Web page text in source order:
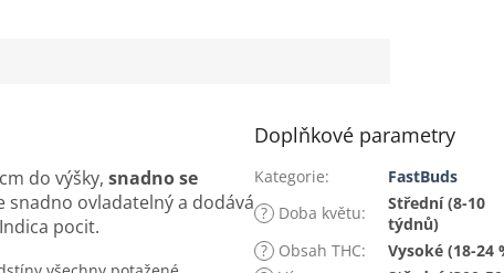
do výšky, snadno se
snadno ovladatelný a dodává
pocit.
Doplňkové parametry
Kategorie:
FastBuds
? Doba květu:
Střední (8-10
týdnů)
? Obsah THC:
Vysoké (18-24